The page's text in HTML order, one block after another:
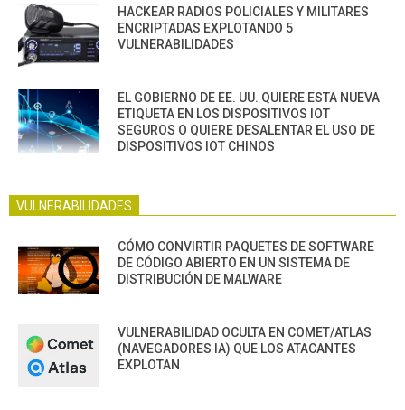
HACKEAR RADIOS POLICIALES Y MILITARES
ENCRIPTADAS EXPLOTANDO 5
VULNERABILIDADES
EL GOBIERNO DE EE. UU. QUIERE ESTA NUEVA
ETIQUETA EN LOS DISPOSITIVOS IOT
SEGUROS O QUIERE DESALENTAR EL USO DE
DISPOSITIVOS IOT CHINOS
VULNERABILIDADES
CÓMO CONVIRTIR PAQUETES DE SOFTWARE
DE CÓDIGO ABIERTO EN UN SISTEMA DE
DISTRIBUCIÓN DE MALWARE
VULNERABILIDAD OCULTA EN COMET/ATLAS
(NAVEGADORES IA) QUE LOS ATACANTES
EXPLOTAN